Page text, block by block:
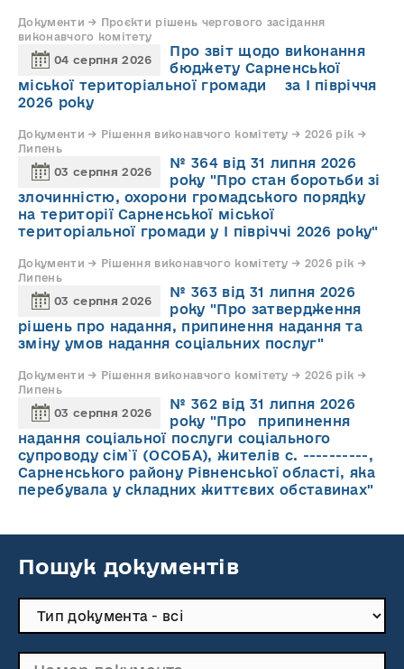
Документи → Проєкти рішень чергового засідання
виконавчого комітету
04 серпня 2026
Про звіт щодо виконання
бюджету Сарненської
міської територіальної громади за І півріччя
2026 року
Документи → Рішення виконавчого комітету → 2026 рік →
Липень
03 серпня 2026
№ 364 від 31 липня 2026
року "Про стан боротьби зі
злочинністю, охорони громадського порядку
на території Сарненської міської
територіальної громади у І півріччі 2026 року"
Документи → Рішення виконавчого комітету → 2026 рік →
Липень
03 серпня 2026
№ 363 від 31 липня 2026
року "Про затвердження
рішень про надання, припинення надання та
зміну умов надання соціальних послуг"
Документи → Рішення виконавчого комітету → 2026 рік →
Липень
03 серпня 2026
№ 362 від 31 липня 2026
року "Про припинення
надання соціальної послуги соціального
супроводу cім`ї (ОСОБА), жителів с. ----------,
Сарненського району Рівненської області, яка
перебувала у складних життєвих обставинах"
Пошук документів